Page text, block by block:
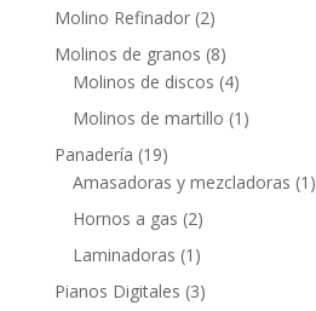
Molino Refinador (2)
Molinos de granos (8)
Molinos de discos (4)
Molinos de martillo (1)
Panadería (19)
Amasadoras y mezcladoras (1)
Hornos a gas (2)
Laminadoras (1)
Pianos Digitales (3)